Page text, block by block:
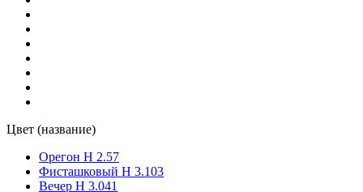
Цвет (название)
Орегон Н 2.57
Фисташковый Н 3.103
Вечер Н 3.041